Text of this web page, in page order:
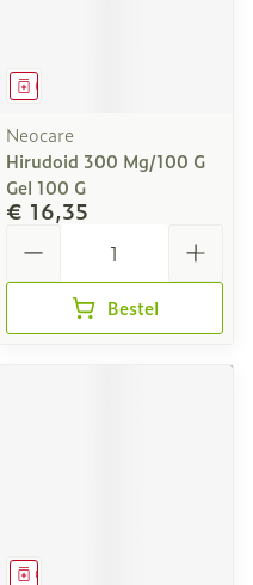
Geneesmiddel
Neocare
Hirudoid 300 Mg/100 G
Gel 100 G
€ 16,35
Bestel
Geneesmiddel